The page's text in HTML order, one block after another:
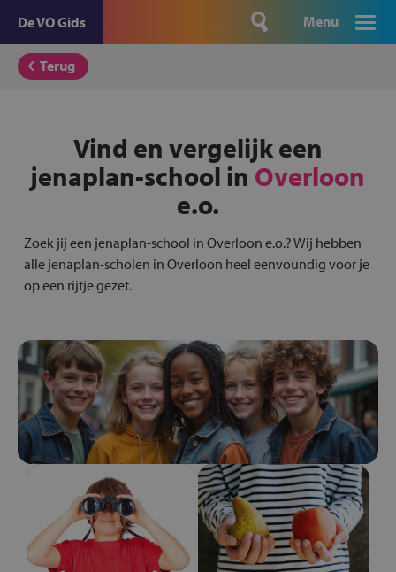
De VO Gids Menu
Terug
Vind en vergelijk een
jenaplan-school in Overloon
e.o.
Zoek jij een jenaplan-school in Overloon e.o.? Wij hebben
alle jenaplan-scholen in Overloon heel eenvoundig voor je
op een rijtje gezet.